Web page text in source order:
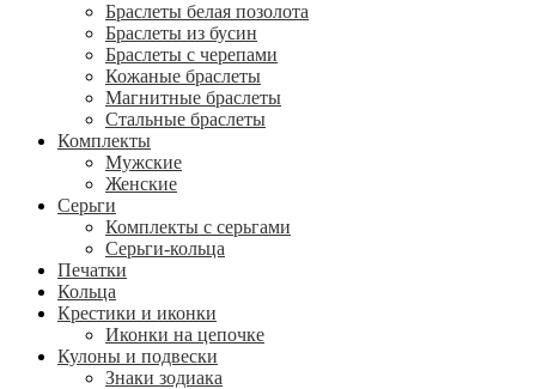
Браслеты белая позолота
Браслеты из бусин
Браслеты с черепами
Кожаные браслеты
Магнитные браслеты
Стальные браслеты
Комплекты
Мужские
Женские
Серьги
Комплекты с серьгами
Серьги-кольца
Печатки
Кольца
Крестики и иконки
Иконки на цепочке
Кулоны и подвески
Знаки зодиака